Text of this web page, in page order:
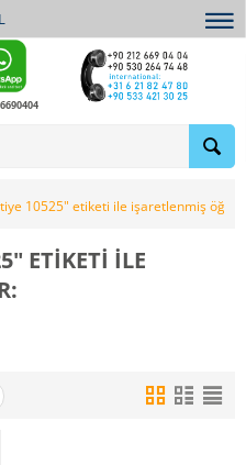
10525" etiketi ile işaretlenmiş
ETIKETI ILE